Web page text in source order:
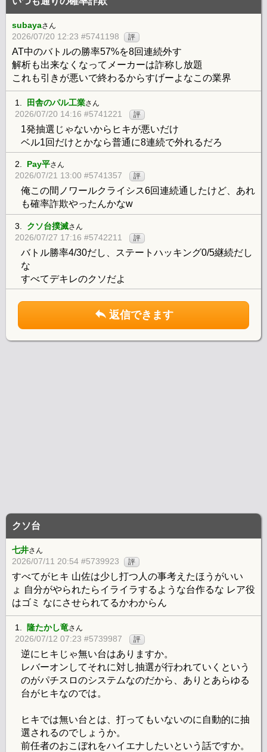
subayaさん
2026/07/20 12:23 #5741198 評
AT中のバトルの勝率57%を8回連続外す
解析も出来なくなってメーカーは詐称し放題
これも引きが悪いで終わるからすげーよなこの業界
1. 田舎のパル工業さん
2026/07/20 14:16 #5741221 評
1発抽選じゃないからヒキが悪いだけ
ベル1回だけとかなら普通に8連続で外れるだろ
2. Pay平さん
2026/07/21 13:00 #5741357 評
俺この間ノワールクライシス6回連続通したけど、あれ
も確率詐欺やったんかなw
3. クソ台撲滅さん
2026/07/27 17:16 #5742211 評
バトル勝率4/30だし、ステートハッキング0/5継続だし
な
すべてデキレのクソだよ
返信できます
クソ台
七井さん
2026/07/11 20:54 #5739923 評
すべてがヒキ 山佐は少し打つ人の事考えたほうがいい
ょ 自分がやられたらイライラするような台作るな レア役
はゴミ なにさせられてるかわからん
1. 隆たかし竜さん
2026/07/12 07:23 #5739987 評
逆にヒキじゃ無い台はありますか。
レバーオンしてそれに対し抽選が行われていくという
のがパチスロのシステムなのだから、ありとあらゆる
台がヒキなのでは。
ヒキでは無い台とは、打ってもいないのに自動的に抽
選されるのでしょうか。
前任者のおこぼれをハイエナしたいという話ですか。